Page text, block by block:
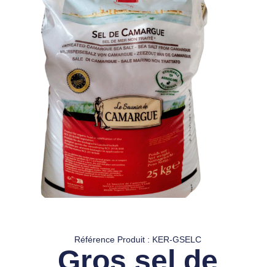
Référence Produit : KER-GSELC